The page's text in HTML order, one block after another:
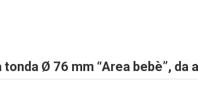
Ø 76 mm “Area bebè”, da